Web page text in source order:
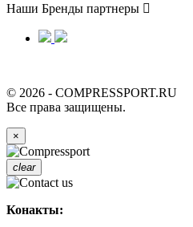
Наши Бренды партнеры 
© 2026 - COMPRESSPORT.RU
Все права защищены.
×
clear
Конакты: